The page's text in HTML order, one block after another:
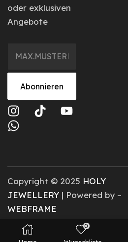
0
oder exklusiven
Angebote
Abonnieren
Copyright © 2025 HOLY
JEWELLERY | Powered by –
WEBFRAME